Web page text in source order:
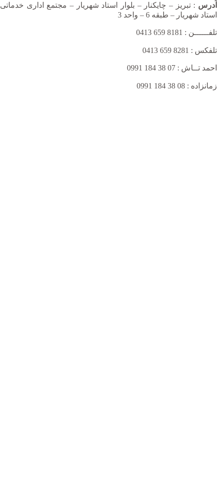
آدرس : تبریز – چایکنار – بلوار استاد شهریار – مجتمع اداری خدماتی
استاد شهریار – طبقه 6 – واحد 3
تلفــــــن : 8181 659 0413
تلفکس : 8281 659 0413
احمد تــاش : 07 38 184 0991
زمانزاده : 08 38 184 0991